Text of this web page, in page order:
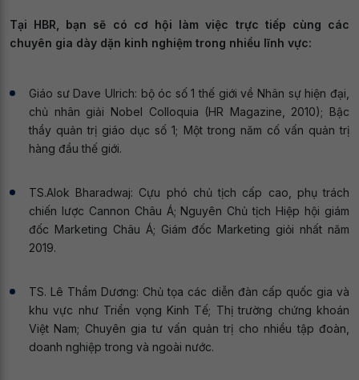
Tại HBR, bạn sẽ có cơ hội làm việc trực tiếp cùng các
chuyên gia dày dặn kinh nghiệm trong nhiều lĩnh vực:
Giáo sư Dave Ulrich: bộ óc số 1 thế giới về Nhân sự hiện đại,
chủ nhân giải Nobel Colloquia (HR Magazine, 2010); Bậc
thầy quản trị giáo dục số 1; Một trong năm cố vấn quản trị
hàng đầu thế giới.
TS.Alok Bharadwaj: Cựu phó chủ tịch cấp cao, phụ trách
chiến lược Cannon Châu Á; Nguyên Chủ tịch Hiệp hội giám
đốc Marketing Châu Á; Giám đốc Marketing giỏi nhất năm
2019.
TS. Lê Thẩm Dương: Chủ tọa các diễn đàn cấp quốc gia và
khu vực như Triển vọng Kinh Tế; Thị trường chứng khoán
Việt Nam; Chuyên gia tư vấn quản trị cho nhiều tập đoàn,
doanh nghiệp trong và ngoài nước.